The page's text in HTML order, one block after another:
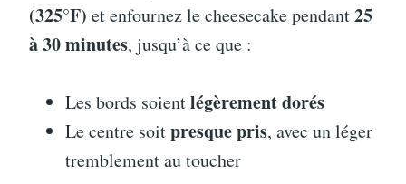
(325°F) et enfournez le cheesecake pendant25
à 30 minutes, jusqu’à ce que :
Les bords soientlégèrement dorés
Le centre soitpresque pris, avec un léger
tremblement au toucher